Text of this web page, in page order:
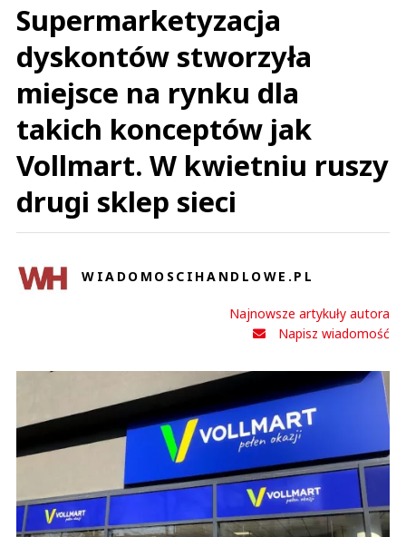
Supermarketyzacja
dyskontów stworzyła
miejsce na rynku dla
takich konceptów jak
Vollmart. W kwietniu ruszy
drugi sklep sieci
WIADOMOSCIHANDLOWE.PL
Najnowsze artykuły autora
Napisz wiadomość